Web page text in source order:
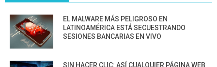
EL MALWARE MÁS PELIGROSO EN
LATINOAMÉRICA ESTÁ SECUESTRANDO
SESIONES BANCARIAS EN VIVO
SIN HACER CLIC: ASÍ CUALQUIER PÁGINA WEB